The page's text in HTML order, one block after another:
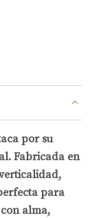
por su
Fabricada en
para
alma,